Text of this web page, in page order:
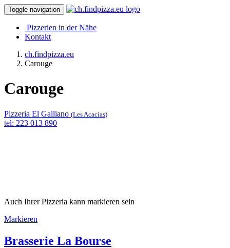
Toggle navigation
Pizzerien in der Nähe
Kontakt
ch.findpizza.eu
Carouge
Carouge
Pizzeria El Galliano (Les Acacias)
tel: 223 013 890
Auch Ihrer Pizzeria kann markieren sein
Markieren
Brasserie La Bourse